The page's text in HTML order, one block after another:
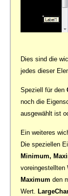
Dies sind die
jedes dieser
Speziell für den
noch die
ausgewählt ist
Ein weiteres
Die speziellen
Minimum,
voreingestellten
Maximum den
Wert.